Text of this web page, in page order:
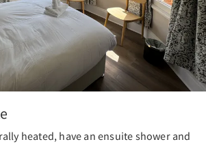
heated, have an ensuite shower and